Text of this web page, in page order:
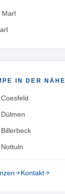
Marl
IN DER NÄHE
Kontakt